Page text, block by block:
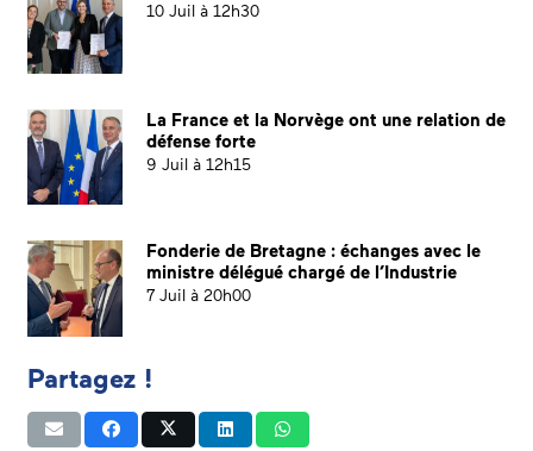
10 Juil à 12h30
La France et la Norvège ont une relation de
défense forte
9 Juil à 12h15
Fonderie de Bretagne : échanges avec le
ministre délégué chargé de l’Industrie
7 Juil à 20h00
Partagez !